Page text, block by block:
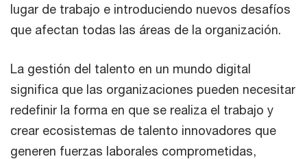
lugar de trabajo e introduciendo nuevos desafíos
que afectan todas las áreas de la organización.
La gestión del talento en un mundo digital
significa que las organizaciones pueden necesitar
redefinir la forma en que se realiza el trabajo y
crear ecosistemas de talento innovadores que
generen fuerzas laborales comprometidas,